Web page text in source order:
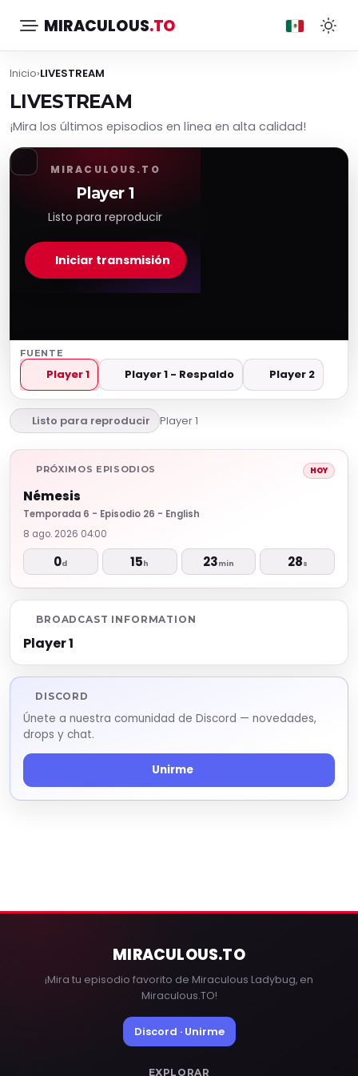
MIRACULOUS.TO
Inicio›LIVESTREAM
LIVESTREAM
¡Mira los últimos episodios en línea en alta calidad!
MIRACULOUS.TO
Player 1
Listo para reproducir
Iniciar transmisión
FUENTE
Player 1 Player 1 - Respaldo Player 2
Listo para reproducir Player 1
PRÓXIMOS EPISODIOS HOY
Némesis
Temporada 6 - Episodio 26 - English
8 ago. 2026 04:00
0d 15h 23min 28s
BROADCAST INFORMATION
Player 1
DISCORD
Únete a nuestra comunidad de Discord — novedades,
drops y chat.
Unirme
MIRACULOUS.TO
¡Mira tu episodio favorito de Miraculous Ladybug, en
Miraculous.TO!
Discord · Unirme
EXPLORAR